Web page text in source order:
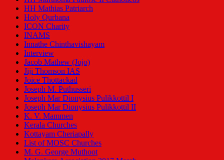
HH Mathias Patriarch
Holy Qurbana
ICON Charity
INAMS
Innathe Chinthavishayam
Interview
Jacob Mathew (Jojo)
Jiji Thomson IAS
Joice Thottackad
Joseph M. Puthusseri
Joseph Mar Dionysius Pulikkottil I
Joseph Mar Dionysius Pulikkottil II
K. V. Mammen
Kerala Churches
Kottayam Cheriapally
List of MOSC Churches
M. G. George Muthoot